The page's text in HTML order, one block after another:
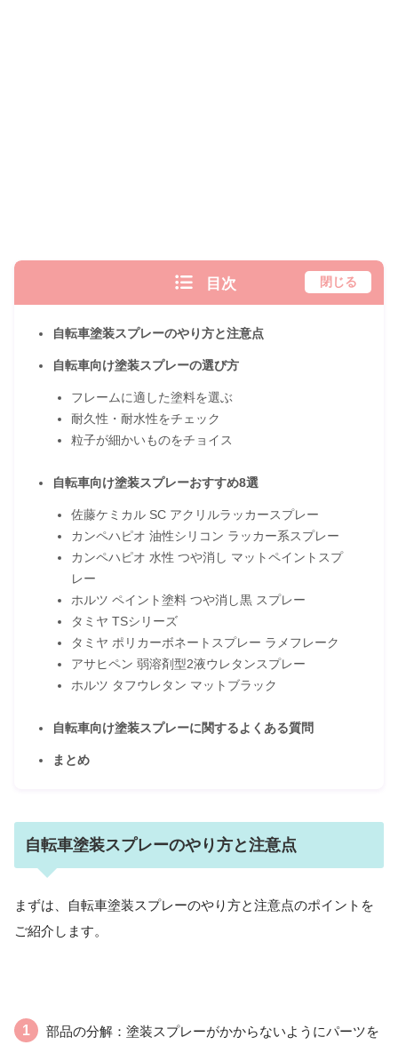
目次 閉じる
自転車塗装スプレーのやり方と注意点
自転車向け塗装スプレーの選び方
フレームに適した塗料を選ぶ
耐久性・耐水性をチェック
粒子が細かいものをチョイス
自転車向け塗装スプレーおすすめ8選
佐藤ケミカル SC アクリルラッカースプレー
カンペハピオ 油性シリコン ラッカー系スプレー
カンペハピオ 水性 つや消し マットペイントスプ
レー
ホルツ ペイント塗料 つや消し黒 スプレー
タミヤ TSシリーズ
タミヤ ポリカーボネートスプレー ラメフレーク
アサヒペン 弱溶剤型2液ウレタンスプレー
ホルツ タフウレタン マットブラック
自転車向け塗装スプレーに関するよくある質問
まとめ
自転車塗装スプレーのやり方と注意点
まずは、自転車塗装スプレーのやり方と注意点のポイントを
ご紹介します。
部品の分解：塗装スプレーがかからないようにパーツを